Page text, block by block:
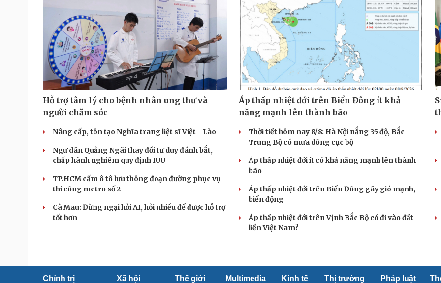
Hỗ trợ tâm lý cho bệnh nhân ung thư và
người chăm sóc
Nâng cấp, tôn tạo Nghĩa trang liệt sĩ Việt - Lào
Ngư dân Quảng Ngãi thay đổi tư duy đánh bắt,
chấp hành nghiêm quy định IUU
TP.HCM cấm ô tô lưu thông đoạn đường phục vụ
thi công metro số 2
Cà Mau: Đừng ngại hỏi AI, hỏi nhiều để được hỗ trợ
tốt hơn
Áp thấp nhiệt đới trên Biển Đông ít khả
năng mạnh lên thành bão
Thời tiết hôm nay 8/8: Hà Nội nắng 35 độ, Bắc
Trung Bộ có mưa dông cục bộ
Áp thấp nhiệt đới ít có khả năng mạnh lên thành
bão
Áp thấp nhiệt đới trên Biển Đông gây gió mạnh,
biển động
Áp thấp nhiệt đới trên Vịnh Bắc Bộ có đi vào đất
liền Việt Nam?
Chính trị Xã hội Thế giới Multimedia Kinh tế Thị trường Pháp luật